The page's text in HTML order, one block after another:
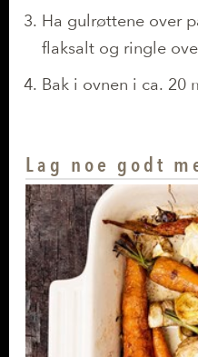
Ha gulrøttene over
flaksalt og ringle
Bak i ovnen i ca. 20
Lag noe godt